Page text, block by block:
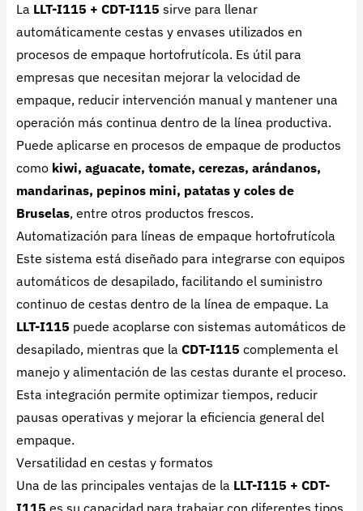
La LLT-I115 + CDT-I115 sirve para llenar
automáticamente cestas y envases utilizados en
procesos de empaque hortofrutícola. Es útil para
empresas que necesitan mejorar la velocidad de
empaque, reducir intervención manual y mantener una
operación más continua dentro de la línea productiva.
Puede aplicarse en procesos de empaque de productos
como kiwi, aguacate, tomate, cerezas, arándanos,
mandarinas, pepinos mini, patatas y coles de
Bruselas, entre otros productos frescos.
Automatización para líneas de empaque hortofrutícola
Este sistema está diseñado para integrarse con equipos
automáticos de desapilado, facilitando el suministro
continuo de cestas dentro de la línea de empaque. La
LLT-I115 puede acoplarse con sistemas automáticos de
desapilado, mientras que la CDT-I115 complementa el
manejo y alimentación de las cestas durante el proceso.
Esta integración permite optimizar tiempos, reducir
pausas operativas y mejorar la eficiencia general del
empaque.
Versatilidad en cestas y formatos
Una de las principales ventajas de la LLT-I115 + CDT-
I115 es su capacidad para trabajar con diferentes tipos